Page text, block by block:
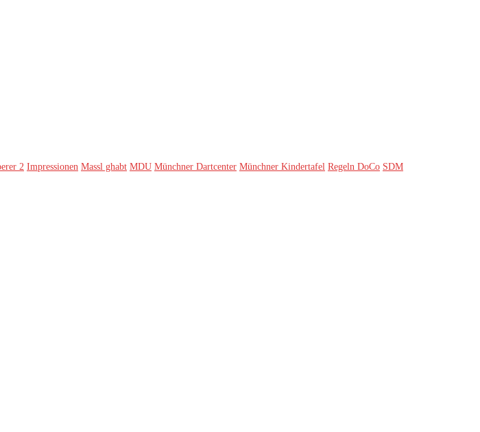
2 Impressionen Massl ghabt MDU Münchner Dartcenter Münchner Kindertafel Regeln DoCo SDM